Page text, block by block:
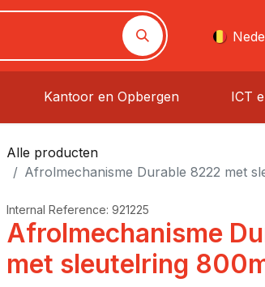
Kantoor en Opbergen ICT
Alle producten
Afrolmechanisme Durable 8222 met
Internal Reference: 921225
Afrolmechanisme
met sleutelring